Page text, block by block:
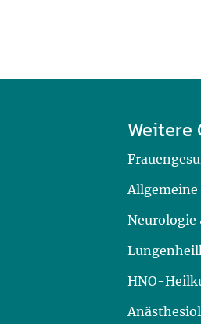
Weitere
Neurologie
HNO-